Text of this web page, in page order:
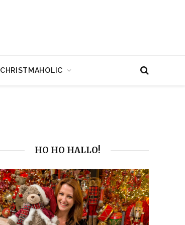
CHRISTMAHOLIC
HO HO HALLO!